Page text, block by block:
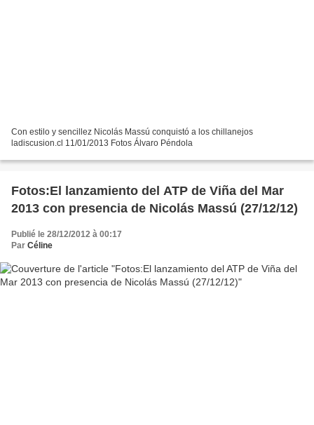
Con estilo y sencillez Nicolás Massú conquistó a los chillanejos
ladiscusion.cl 11/01/2013 Fotos Álvaro Péndola
Fotos:El lanzamiento del ATP de Viña del Mar
2013 con presencia de Nicolás Massú (27/12/12)
Publié le 28/12/2012 à 00:17
Par Céline